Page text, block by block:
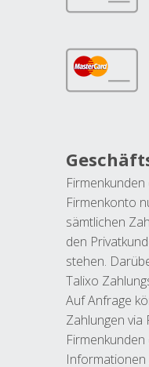
Firmenkonto
sämtlichen
den
stehen.
Talixo
Auf Anfrage
Zahlungen via
Informationen